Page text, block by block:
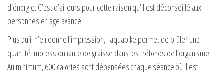
d’énergie. C’est d’ailleurs pour cette raison qu’il est déconseillé aux
personnes en âge avancé.
Plus qu’il n’en donne l’impression, l’aquabike permet de brûler une
quantité impressionnante de graisse dans les tréfonds de l’organisme.
Au minimum, 600 calories sont dépensées chaque séance où il est